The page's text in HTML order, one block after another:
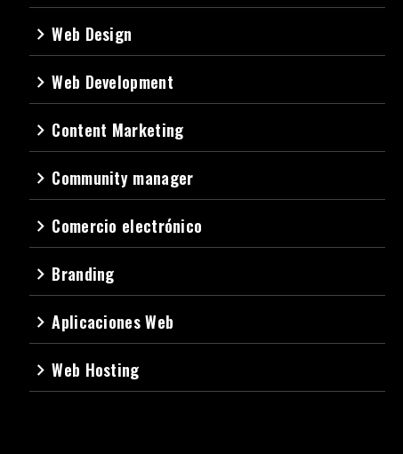
navigate_nextWeb Design
navigate_nextWeb Development
navigate_next Content Marketing
navigate_next Community manager
navigate_next Comercio electrónico
navigate_next Branding
navigate_nextAplicaciones Web
navigate_nextWeb Hosting